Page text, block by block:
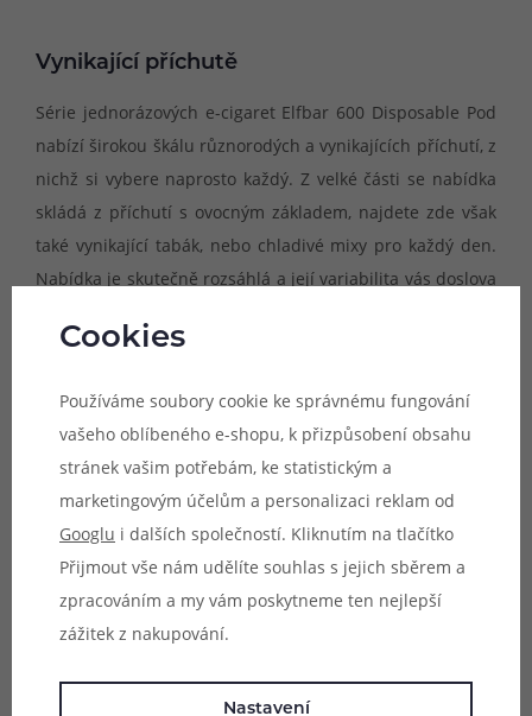
Vynikající příchutě
Série jednorázových e-cigaret Elfbar 600 Disposable Pod
nabízí širokou škálu různorodých a vynikajících příchutí, z
nichž si vybere naprosto každý. Z velké části se nabídka
skládá z příchutí s ovocným základem, najdete zde však
také vynikající tabák, nebo chladivé mixy pro každý den.
Nabídka je skutečně rozsáhlá a její variabilita vás doslova
Cookies
Používáme soubory cookie ke správnému fungování
vašeho oblíbeného e-shopu, k přizpůsobení obsahu
stránek vašim potřebám, ke statistickým a
marketingovým účelům a personalizaci reklam od
Googlu i dalších společností. Kliknutím na tlačítko
Přijmout vše nám udělíte souhlas s jejich sběrem a
zpracováním a my vám poskytneme ten nejlepší
zážitek z nakupování.
Nastavení